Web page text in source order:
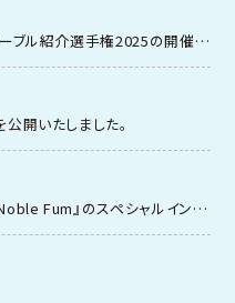
旅行券20万円分獲得のチャンス！！ノーブル紹介選手権2025の開催に関して
開いたしました。
ノーブルホームの子育て応援サイト『Noble Fum』のスペシャルインタビュー